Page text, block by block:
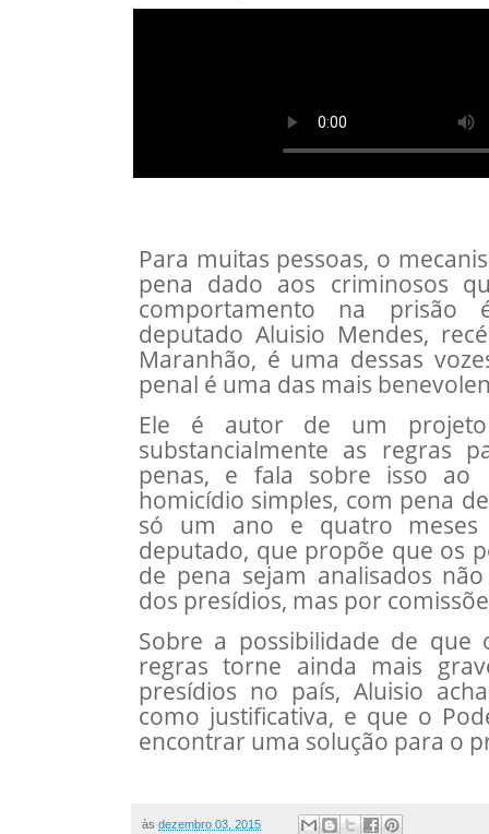
Para muitas pessoas, o
pena dado aos criminosos
comportamento na prisão
deputado Aluisio Mendes,
Maranhão, é uma dessas
penal é uma das mais
Ele é autor de um
substancialmente as regras
penas, e fala sobre isso ao
homicídio simples, com pena
só um ano e quatro meses
deputado, que propõe que os
de pena sejam analisados
dos presídios, mas por
Sobre a possibilidade de que
regras torne ainda mais
presídios no país, Aluisio
como justificativa, e que o
encontrar uma solução para o
às dezembro 03, 2015